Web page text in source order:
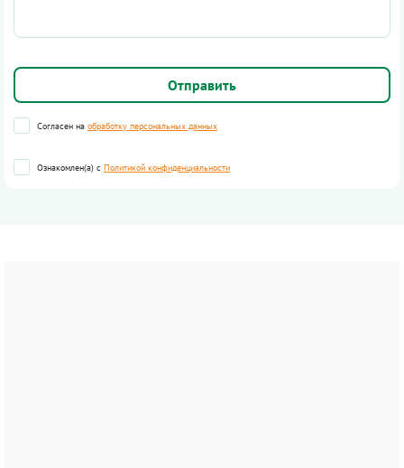
Согласен на обработку персональных данных
Ознакомлен(а) с Политикой конфиденциальности